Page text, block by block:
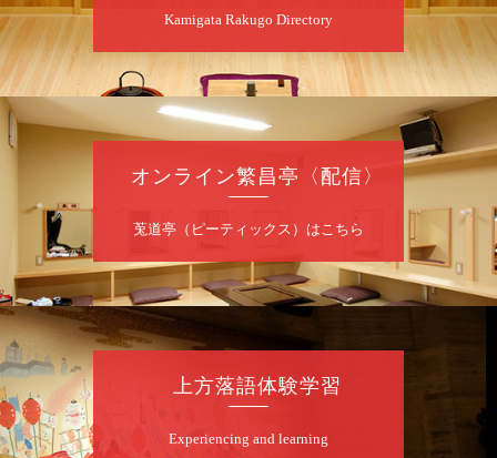
開演：午前10時（9時30分開場）1F全席指
定 2F全席自由
前売2,000円 当日2,500円 25歳以下前売・
当日共1,000円
お問合せ：落語ファクトリー 0120-874-315
8月 9 日（日）
昼席：番組案内
桂二豆／露の瑞／桂きん太郎／いわみせいじ
（似顔絵）／桂三扇／桂文太～仲入～笑福亭
笑利／笑福亭仁福／幸助福助（漫才）／桂春
若
8月9日（日）
Kamigata Rakugo Directory
オンライン繁昌亭〈配信〉
莵道亭（ピーティックス）はこちら
上方落語体験学習
Experiencing and learning